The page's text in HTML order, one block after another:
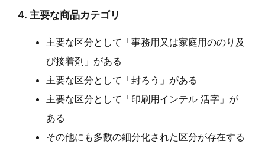
4. 主要な商品カテゴリ
主要な区分として「事務用又は家庭用ののり及
び接着剤」がある
主要な区分として「封ろう」がある
主要な区分として「印刷用インテル 活字」が
ある
その他にも多数の細分化された区分が存在する